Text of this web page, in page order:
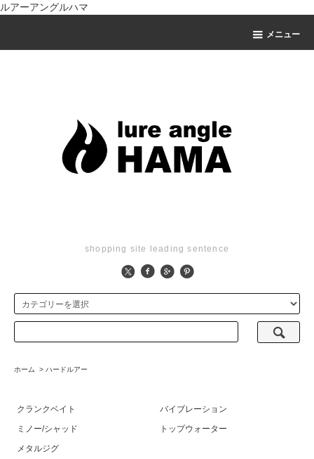
ルアーアングルハマ
メニュー
shopping site leading sentence
ホーム > ハードルアー
クランクベイト
バイブレーション
ミノー/シャッド
トップウォーター
メタルジグ